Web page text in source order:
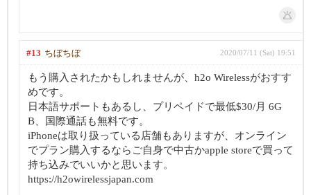
#13 ちぼちぼ 2020/07/11 (Sat) 19:51
もう購入されたかもしれませんが、h2o Wirelessがおすす
めです。
日本語サポートもあるし、プリペイドで最低$30/月 6G
B、国際通話も無料です。
iPhoneは取り扱っている店舗もありますが、オンライン
でプラン購入するならご自身で中古かapple storeで買って
持ち込みでいいかと思います。
https://h2owirelessjapan.com